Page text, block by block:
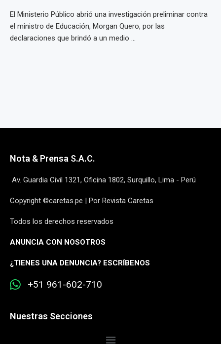
El Ministerio Público abrió una investigación preliminar contra
el ministro de Educación, Morgan Quero, por las
declaraciones que brindó a un medio ...
Nota & Prensa S.A.C.
Av. Guardia Civil 1321, Oficina 1802, Surquillo, Lima - Perú
Copyright ©caretas.pe | Por Revista Caretas
Todos los derechos reservados
ANUNCIA CON NOSOTROS
¿TIENES UNA DENUNCIA? ESCRÍBENOS
+51 961-602-710
Nuestras Secciones